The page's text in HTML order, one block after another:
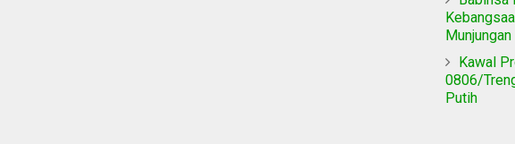
Munjungan
Kawal
0806/
Putih